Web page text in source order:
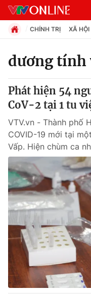
Chuyên mục
Chính trị
Xã hội
Pháp luật
Y tế
Thế giới
Tin tức
Thế giới đó đây
Câu chuyện quốc tế
Kinh tế
Tài chính
Thị trường
Dữ liệu và đời sống
CHÍNH TRỊ XÃ HỘI
dương
Phát hiện 54
CoV-2 tại 1 tu
VTV.vn - Thành phố
COVID-19 mới tại
Vấp. Hiện chùm ca